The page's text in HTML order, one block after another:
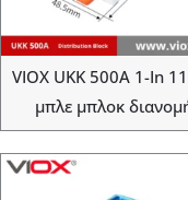
VIOX UKK 500A 1-In
μπλε μπλοκ